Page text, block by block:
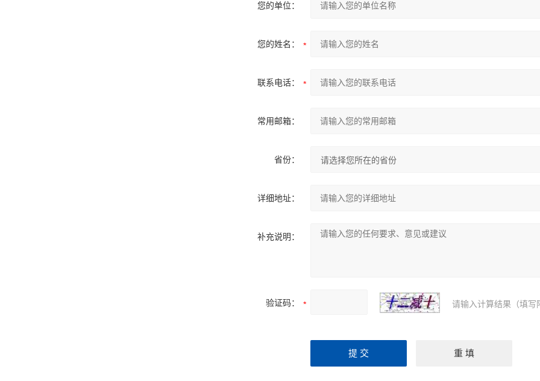
您的单位：
您的姓名：
联系电话：
常用邮箱：
省份：
详细地址：
补充说明：
验证码： 请输入计算结果（填写